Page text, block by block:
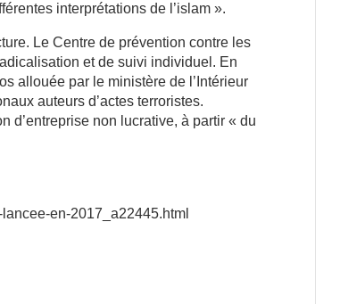
interprétations de l’islam ».
Le Centre de prévention contre les
et de suivi individuel. En
allouée par le ministère de l’Intérieur
auteurs d’actes terroristes.
d’entreprise non lucrative, à partir « du
en-2017_a22445.html